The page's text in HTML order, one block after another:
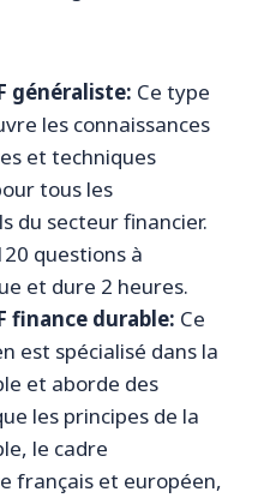
généraliste: Ce type
les connaissances
et techniques
tous les
du secteur financier.
questions à
et dure 2 heures.
finance durable: Ce
est spécialisé dans la
et aborde des
les principes de la
le cadre
français et européen,